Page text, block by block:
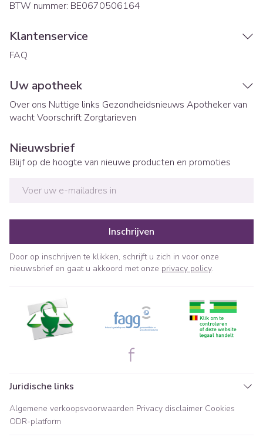
BTW nummer: BE0670506164
Klantenservice
FAQ
Uw apotheek
Over ons Nuttige links Gezondheidsnieuws Apotheker van
wachtVoorschrift Zorgtarieven
Nieuwsbrief
Blijf op de hoogte van nieuwe producten en promoties
Inschrijven
Door op inschrijven te klikken, schrijft u zich in voor onze
nieuwsbrief en gaat u akkoord met onze privacy policy.
Juridische links
Algemene verkoopsvoorwaarden Privacy disclaimer Cookies
ODR-platform